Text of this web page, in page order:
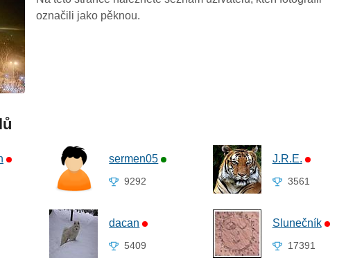
označili jako pěknou.
sermen05
9292
J.R.E.
3561
dacan
5409
Slunečník
17391